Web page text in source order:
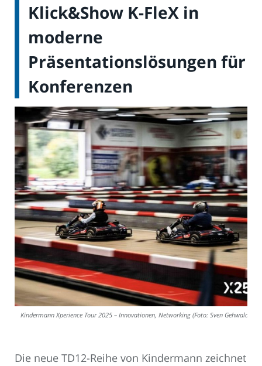
Klick&Show K-FleX in
moderne
Präsentationslösungen für
Konferenzen
Kindermann Xperience Tour 2025 – Innovationen, Networking (Foto: Sven Gehwald)
Die neue TD12-Reihe von Kindermann zeichnet